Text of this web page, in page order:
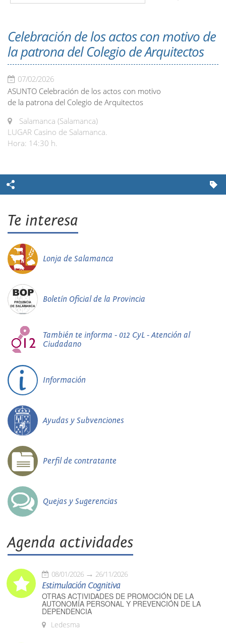
Celebración de los actos con motivo de
la patrona del Colegio de Arquitectos
07/02/2026
ASUNTO Celebración de los actos con motivo
de la patrona del Colegio de Arquitectos
Salamanca (Salamanca)
LUGAR Casino de Salamanca.
Hora: 14:30 h.
Te interesa
Lonja de Salamanca
Boletín Oficial de la Provincia
También te informa - 012 CyL - Atención al
Ciudadano
Información
Ayudas y Subvenciones
Perfil de contratante
Quejas y Sugerencias
Agenda actividades
08/01/2026 26/11/2026
Estimulación Cognitiva
OTRAS ACTIVIDADES DE PROMOCIÓN DE LA
AUTONOMÍA PERSONAL Y PREVENCIÓN DE LA
DEPENDENCIA
Ledesma